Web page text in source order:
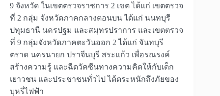
9 จังหวัด ในเขตตรวจราชการ 2 เขต ได้แก่ เขตตรวจ
ที่ 2 กลุ่ม จังหวัดภาคกลางตอนบน ได้แก่ นนทบุรี
ปทุมธานี นครปฐม และสมุทรปราการ และเขตตรวจ
ที่ 9 กลุ่มจังหวัดภาคตะวันออก 2 ได้แก่ จันทบุรี
ตราด นครนายก ปราจีนบุรี สระแก้ว เพื่อรณรงค์
สร้างความรู้ และฉีดวัคซีนทางความคิดให้กับเด็ก
เยาวชน และประชาชนทั่วไป ได้ตระหนักถึงภัยของ
บุหรี่ไฟฟ้า